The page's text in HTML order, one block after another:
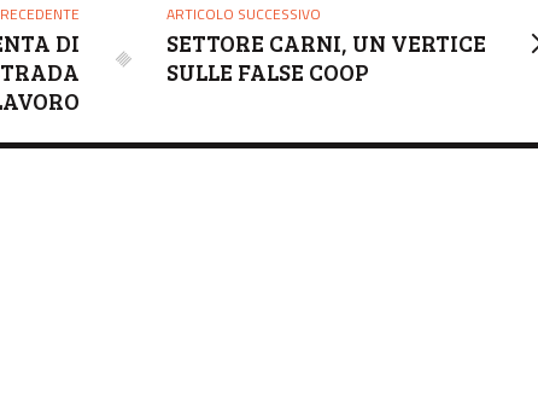
DI
ARTICOLO SUCCESSIVO
SETTORE CARNI, UN VERTICE
SULLE FALSE COOP